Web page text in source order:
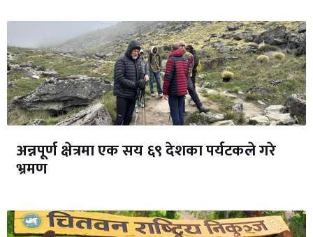
अन्नपूर्ण क्षेत्रमा एक सय ६९ देशका पर्यटकले गरे
भ्रमण